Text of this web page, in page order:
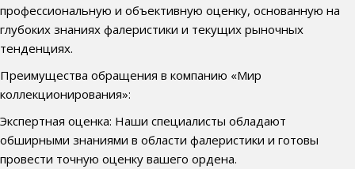
профессиональную и объективную оценку, основанную на
глубоких знаниях фалеристики и текущих рыночных
тенденциях.
Преимущества обращения в компанию «Мир
коллекционирования»:
Экспертная оценка: Наши специалисты обладают
обширными знаниями в области фалеристики и готовы
провести точную оценку вашего ордена.